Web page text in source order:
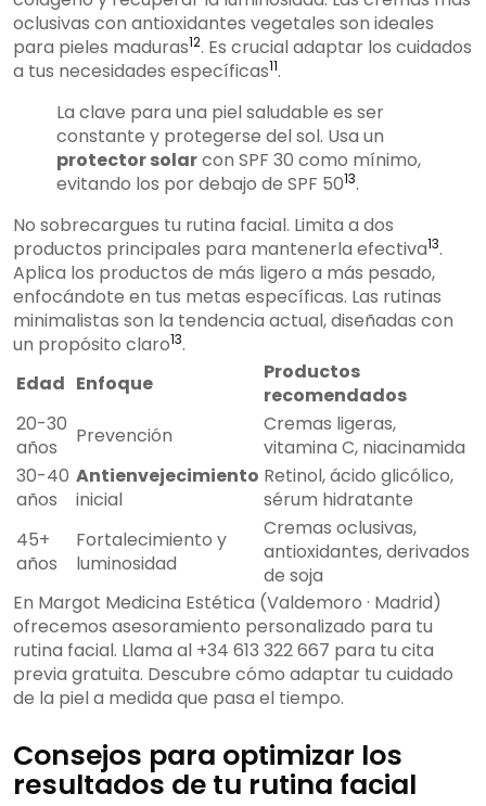
oclusivas con antioxidantes vegetales son ideales
para pieles maduras12. Es crucial adaptar los cuidados
a tus necesidades específicas11.
La clave para una piel saludable es ser
constante y protegerse del sol. Usa un
protector solarcon SPF 30 como mínimo,
evitando los por debajo de SPF 5013.
No sobrecargues tu rutina facial. Limita a dos
productos principales para mantenerla efectiva13.
Aplica los productos de más ligero a más pesado,
enfocándote en tus metas específicas. Las rutinas
minimalistas son la tendencia actual, diseñadas con
un propósito claro13.
Edad Enfoque
Productos
recomendados
20-30
años
Prevención
Cremas ligeras,
vitamina C, niacinamida
30-40
años
Antienvejecimiento
inicial
Retinol, ácido glicólico,
sérum hidratante
45+
años
Fortalecimiento y
luminosidad
Cremas oclusivas,
antioxidantes, derivados
de soja
En Margot Medicina Estética (Valdemoro · Madrid)
ofrecemos asesoramiento personalizado para tu
rutina facial. Llama al +34 613 322 667 para tu cita
previa gratuita. Descubre cómo adaptar tu cuidado
de la piel a medida que pasa el tiempo.
Consejos para optimizar los
resultados de tu rutina facial